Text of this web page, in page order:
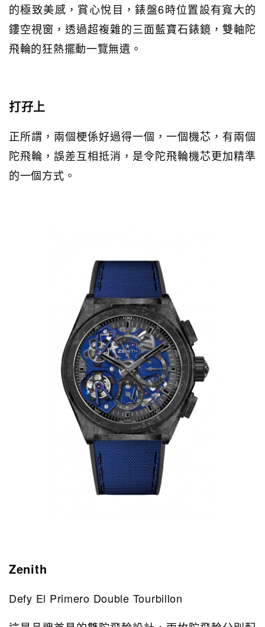
的極致美感，賞心悅目，錶盤6時位置設有寬大的
鏤空視窗，透過超複雜的三面藍寶石錶鏡，雙軸陀
飛輪的狂熱擺動一覽無遺。
打孖上
正所謂，兩個梗係好過得一個，一個機芯，有兩個
陀飛輪，誤差互相抵消，是令陀飛輪機芯更加精準
的一個方式。
Zenith
Defy El Primero Double Tourbillon